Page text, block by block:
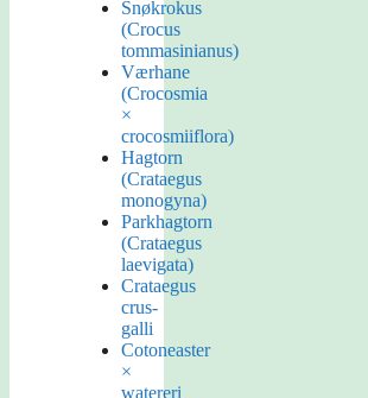
Snøkrokus
(Crocus
tommasinianus)
Værhane
(Crocosmia
×
crocosmiiflora)
Hagtorn
(Crataegus
monogyna)
Parkhagtorn
(Crataegus
laevigata)
Crataegus
crus-
galli
Cotoneaster
×
watereri